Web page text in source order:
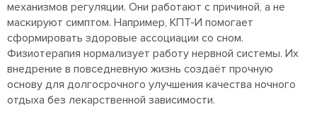
механизмов регуляции. Они работают с причиной, а не
маскируют симптом. Например, КПТ-И помогает
сформировать здоровые ассоциации со сном.
Физиотерапия нормализует работу нервной системы. Их
внедрение в повседневную жизнь создаёт прочную
основу для долгосрочного улучшения качества ночного
отдыха без лекарственной зависимости.